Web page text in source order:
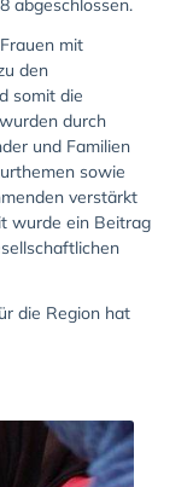
abgeschlossen.
mit
den
somit die
durch
und Familien
sowie
verstärkt
wurde ein Beitrag
die Region hat